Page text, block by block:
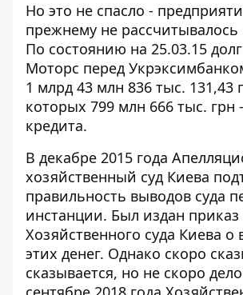
Но это не спасло -
прежнему не рассчитывалось
По состоянию на 25.03.15
Моторс перед
1 млрд 43 млн 836 тыс. 131,43
которых 799 млн 666 тыс. грн
кредита.
В декабре 2015 года
хозяйственный суд Киева
правильность выводов суда
инстанции. Был издан приказ
Хозяйственного суда Киева о
этих денег. Однако скоро
сказывается, но не скоро